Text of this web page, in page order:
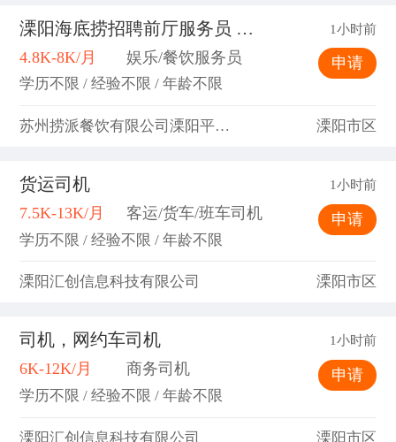
溧阳海底捞招聘前厅服务员 包吃住 1小时前
4.8K-8K/月 娱乐/餐饮服务员
学历不限 / 经验不限 / 年龄不限
申请
苏州捞派餐饮有限公司溧阳平陵中路分公司 溧阳市区
货运司机 1小时前
7.5K-13K/月 客运/货车/班车司机
学历不限 / 经验不限 / 年龄不限
申请
溧阳汇创信息科技有限公司 溧阳市区
司机，网约车司机 1小时前
6K-12K/月 商务司机
学历不限 / 经验不限 / 年龄不限
申请
溧阳汇创信息科技有限公司 溧阳市区